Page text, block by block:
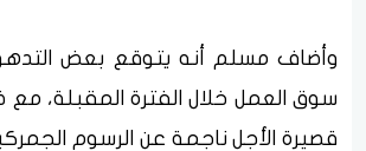
وأضاف مسلم أنه يتوقع بعض
سوق العمل خلال الفترة المقبلة،
قصيرة الأجل ناجمة عن الرسوم